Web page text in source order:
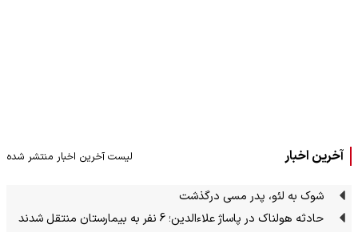
آخرین اخبار لیست آخرین اخبار منتشر شده
شوک به لئو، پدر مسی درگذشت
حادثه هولناک در پاساژ علاءالدین؛ 6 نفر به بیمارستان منتقل شدند